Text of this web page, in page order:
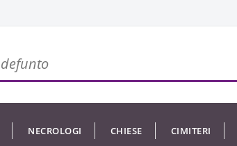
NECROLOGI CHIESE CIMITERI